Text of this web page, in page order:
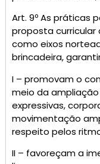
Art. 9º As práticas
proposta curricular
como eixos
brincadeira,
I – promovam o
meio da
expressivas,
movimentação
respeito pelos
II – favoreçam a